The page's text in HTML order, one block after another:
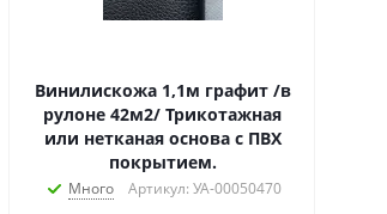
Винилискожа 1,1м графит /в
рулоне 42м2/ Трикотажная
или нетканая основа с ПВХ
покрытием.
Много Артикул: УА-00050470